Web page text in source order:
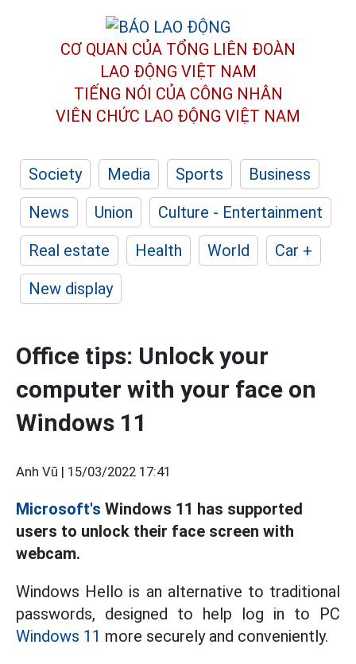
CƠ QUAN CỦA TỔNG LIÊN ĐOÀN
LAO ĐỘNG VIỆT NAM
TIẾNG NÓI CỦA CÔNG NHÂN
VIÊN CHỨC LAO ĐỘNG VIỆT NAM
Society Media Sports
Business
News
Union
Culture - Entertainment
Real estate
Health World
Car +
New display
Office tips: Unlock your
computer with your face on
Windows 11
Anh Vũ | 15/03/2022 17:41
Microsoft's Windows 11 has supported
users to unlock their face screen with
webcam.
Windows Hello is an alternative to traditional
passwords, designed to help log in to PC
Windows 11 more securely and conveniently.